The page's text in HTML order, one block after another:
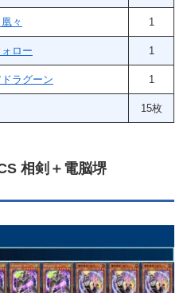
々 1
ロー 1
ラグーン 1
15枚
相剣＋電脳堺